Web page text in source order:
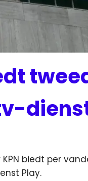
dienst
biedt per
Play.